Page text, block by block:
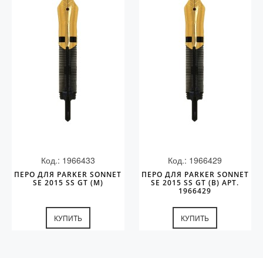
Код.: 1966433
ПЕРО ДЛЯ PARKER SONNET
SE 2015 SS GT (M)
КУПИТЬ
Код.: 1966429
ПЕРО ДЛЯ PARKER SONNET
SE 2015 SS GT (B) АРТ.
1966429
КУПИТЬ